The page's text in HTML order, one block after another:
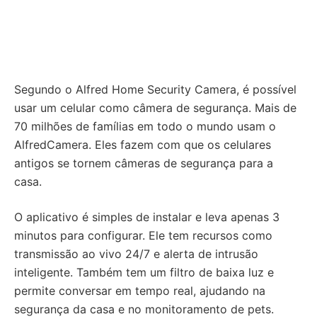
Segundo o Alfred Home Security Camera, é possível
usar um celular como câmera de segurança. Mais de
70 milhões de famílias em todo o mundo usam o
AlfredCamera. Eles fazem com que os celulares
antigos se tornem câmeras de segurança para a
casa.
O aplicativo é simples de instalar e leva apenas 3
minutos para configurar. Ele tem recursos como
transmissão ao vivo 24/7 e alerta de intrusão
inteligente. Também tem um filtro de baixa luz e
permite conversar em tempo real, ajudando na
segurança da casa e no monitoramento de pets.